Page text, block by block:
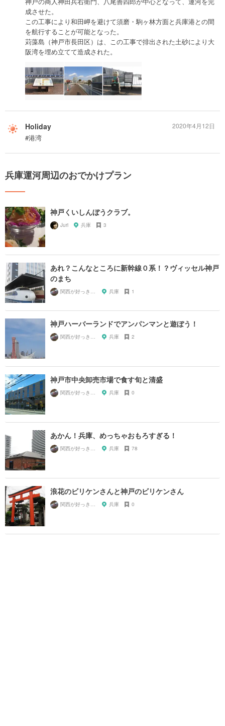
成させた。
この工事により和田岬を避けて須磨・駒ヶ林方面と兵庫港との間
を航行することが可能となった。
苅藻島（神戸市長田区）は、この工事で排出された土砂により大
阪湾を埋め立てて造成された。
Holiday
#港湾
2020年4月12日
兵庫運河周辺のおでかけプラン
神戸くいしんぼうクラブ。
Juri 兵庫 3
あれ？こんなところに新幹線０系！？ヴィッセル神戸
のまち
関西が好っきゃねん 兵庫 1
神戸ハーバーランドでアンパンマンと遊ぼう！
関西が好っきゃねん 兵庫 2
神戸市中央卸売市場で食す旬と清盛
関西が好っきゃねん 兵庫 0
あかん！兵庫、めっちゃおもろすぎる！
関西が好っきゃねん 兵庫 78
浪花のビリケンさんと神戸のビリケンさん
関西が好っきゃねん 兵庫 0